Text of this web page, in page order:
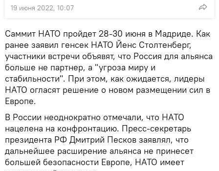
19 июня 2022, 10:07
Саммит НАТО пройдет 28-30 июня в Мадриде. Как
ранее заявил генсек НАТО Йенс Столтенберг,
участники встречи объявят, что Россия для альянса
больше не партнер, а "угроза миру и
стабильности". При этом, как ожидается, лидеры
НАТО огласят решение о новом размещении сил в
Европе.
В России неоднократно отмечали, что НАТО
нацелена на конфронтацию. Пресс-секретарь
президента РФ Дмитрий Песков заявлял, что
дальнейшее расширение альянса не принесет
большей безопасности Европе, НАТО имеет